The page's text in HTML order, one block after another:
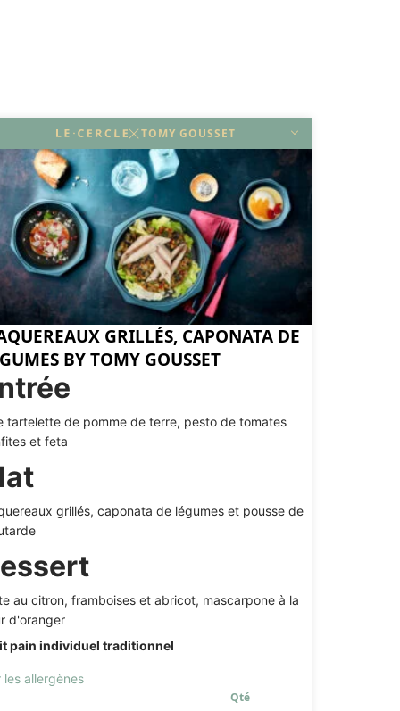
TOMY GOUSSET
DÉCOUVRIR
GRILLÉS, CAPONATA DE
BY TOMY GOUSSET
tartelette de pomme de terre, pesto de tomates
et feta
grillés, caponata de légumes et pousse de
au citron, framboises et abricot, mascarpone à la
d'oranger
pain individuel traditionnel
les allergènes